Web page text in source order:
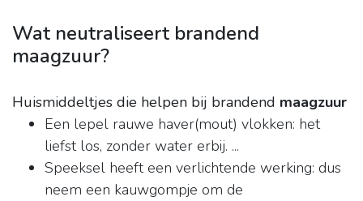
Wat neutraliseert brandend
maagzuur?
Huismiddeltjes die helpen bij brandend maagzuur
Een lepel rauwe haver(mout) vlokken: het
liefst los, zonder water erbij. ...
Speeksel heeft een verlichtende werking: dus
neem een kauwgompje om de